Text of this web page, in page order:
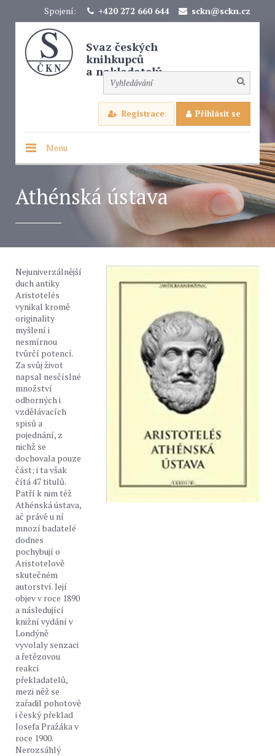
Spojení: +420 272 660 644 sckn@sckn.cz
Svaz českých
knihkupců
a nakladatelů
Registrace Přihlásit se
Menu
Athénská ústava
Nejuniverzálnější
duch antiky
Aristotelés
vynikal kromě
originality
myšlení i
nesmírnou
tvůrčí potencí.
Za svůj život
napsal nesčíslné
množství
odborných i
vzdělávacích
spisů a
pojednání, z
nichž se
dochovala pouze
část; i ta však
čítá 47 titulů.
Patří k nim též
Athénská ústava,
ač právě u ní
mnozí badatelé
dodnes
pochybují o
Aristotelově
skutečném
autorství. Její
objev v roce 1890
a následující
knižní vydání v
Londýně
vyvolaly senzaci
a řetězovou
reakci
překladatelů,
mezi něž se
zařadil pohotově
i český překlad
Josefa Pražáka v
roce 1900.
Nerozsáhlý